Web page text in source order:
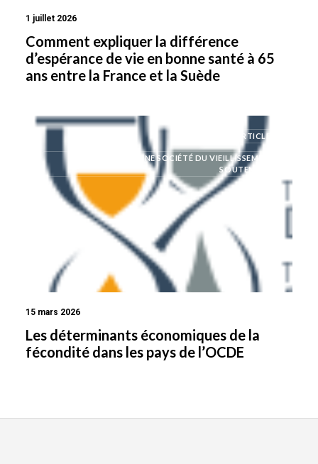
1 juillet 2026
Comment expliquer la différence
d’espérance de vie en bonne santé à 65
ans entre la France et la Suède
ARTICLES
MODÉLISER UNE SOCIÉTÉ DU VIEILLISSEMENT
SOUTENABLE
15 mars 2026
Les déterminants économiques de la
fécondité dans les pays de l’OCDE